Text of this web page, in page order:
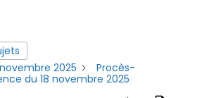
2025
Procès-
du 18 novembre 2025